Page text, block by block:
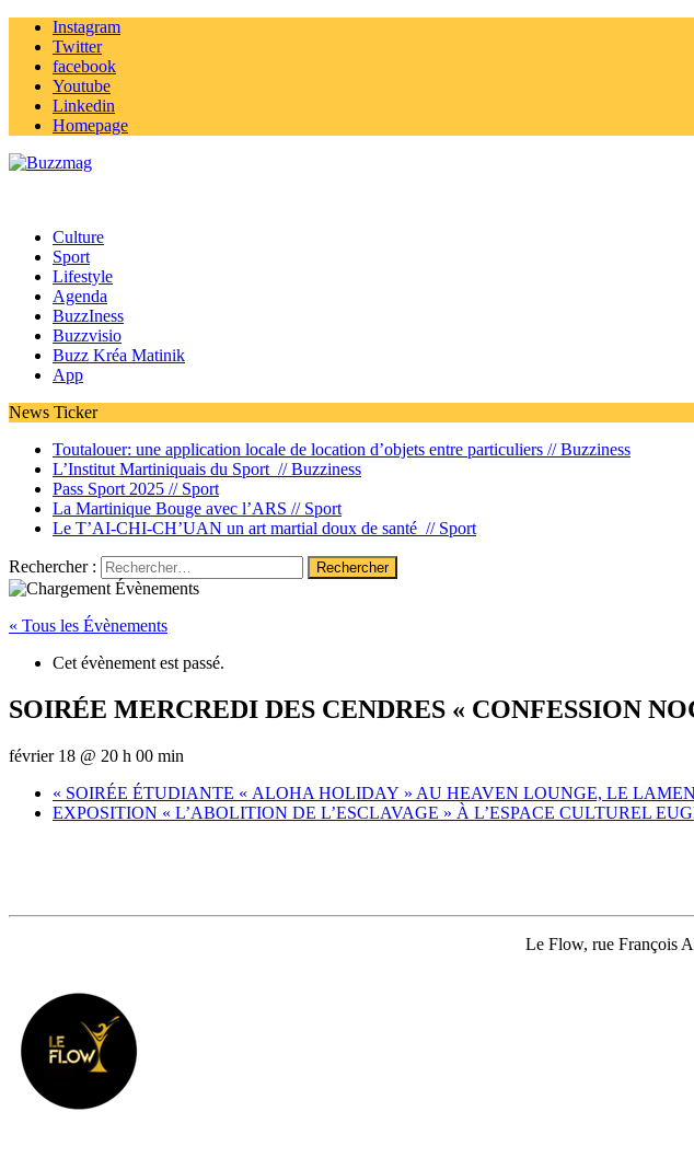
Instagram
Twitter
facebook
Youtube
Linkedin
Homepage
Culture
Sport
Lifestyle
Agenda
BuzzIness
Buzzvisio
Buzz Kréa Matinik
App
News Ticker
Toutalouer: une application locale de location d’objets entre particuliers //Buzziness
L’Institut Martiniquais du Sport //Buzziness
Pass Sport 2025 // Sport
La Martinique Bouge avec l’ARS // Sport
Le T’AI-CHI-CH’UAN un art martial doux de santé // Sport
Rechercher :
« Tous les Évènements
Cet évènement est passé.
SOIRÉE MERCREDI DES CENDRES « CONFESSION
février 18 @ 20 h 00 min
« SOIRÉE ÉTUDIANTE « ALOHA HOLIDAY » AU HEAVEN LOUNGE, LE
EXPOSITION « L’ABOLITION DE L’ESCLAVAGE » À L’ESPACE CULTUREL
Le Flow, rue François